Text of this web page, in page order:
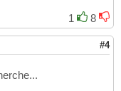
1
8
#4